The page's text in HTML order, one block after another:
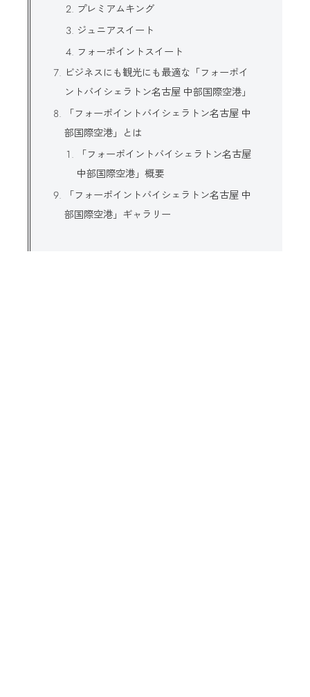
プレミアムキング
ジュニアスイート
フォーポイントスイート
ビジネスにも観光にも最適な「フォーポイ
ントバイシェラトン名古屋 中部国際空港」
「フォーポイントバイシェラトン名古屋 中
部国際空港」とは
「フォーポイントバイシェラトン名古屋
中部国際空港」概要
「フォーポイントバイシェラトン名古屋 中
部国際空港」ギャラリー